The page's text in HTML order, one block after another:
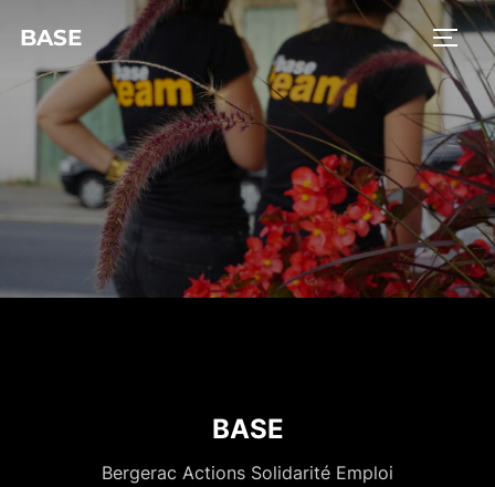
BASE
BASE
Bergerac Actions Solidarité Emploi